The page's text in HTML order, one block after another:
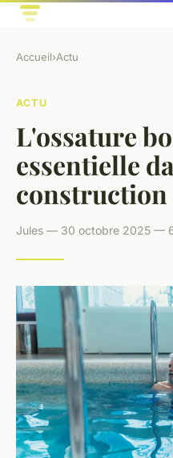
Accueil›Actu
ACTU
L'ossature
essentielle
construction
Jules — 30 octobre 2025 —